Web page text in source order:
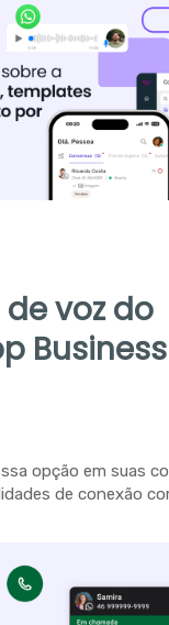
voz do
Business
opção em suas
de conexão